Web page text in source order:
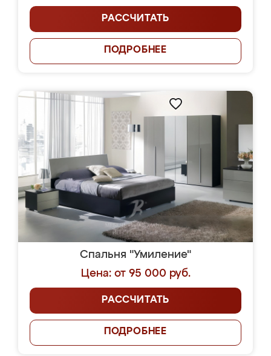
РАССЧИТАТЬ
ПОДРОБНЕЕ
Спальня "Умиление"
Цена: от 95 000 руб.
РАССЧИТАТЬ
ПОДРОБНЕЕ